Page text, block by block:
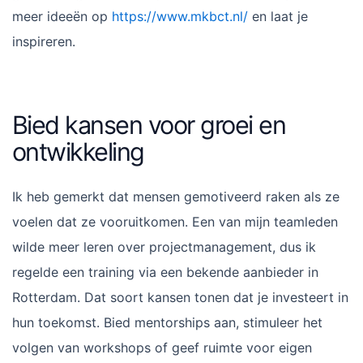
meer ideeën op https://www.mkbct.nl/en laat je
inspireren.
Bied kansen voor groei en
ontwikkeling
Ik heb gemerkt dat mensen gemotiveerd raken als ze
voelen dat ze vooruitkomen. Een van mijn teamleden
wilde meer leren over projectmanagement, dus ik
regelde een training via een bekende aanbieder in
Rotterdam. Dat soort kansen tonen dat je investeert in
hun toekomst. Bied mentorships aan, stimuleer het
volgen van workshops of geef ruimte voor eigen